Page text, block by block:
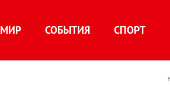
МИР СОБЫТИЯ СПОРТ